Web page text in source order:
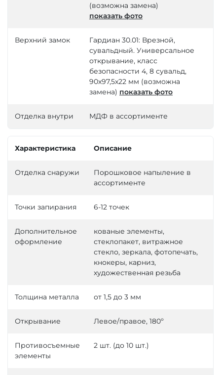
(возможна замена)
показать фото
Верхний замок
Гардиан 30.01: Врезной,
сувальдный. Универсальное
открывание, класс
безопасности 4, 8 сувальд,
90х97,5х22 мм (возможна
замена) показать фото
Отделка внутри МДФ в ассортименте
Характеристика Описание
Отделка снаружи
Порошковое напыление в
ассортименте
Точки запирания 6-12 точек
Дополнительное
оформление
кованые элементы,
стеклопакет, витражное
стекло, зеркала, фотопечать,
кнокеры, карниз,
художественная резьба
Толщина металла от 1,5 до 3 мм
Открывание Левое/правое, 180º
Противосъемные
элементы
2 шт. (до 10 шт.)